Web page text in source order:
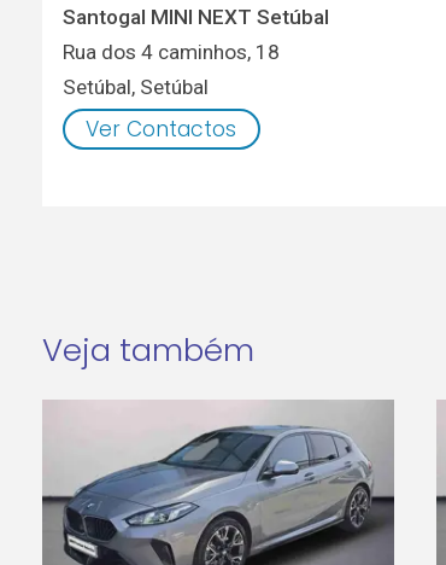
Santogal MINI NEXT Setúbal
Rua dos 4 caminhos, 18
Setúbal, Setúbal
Ver Contactos
Veja também